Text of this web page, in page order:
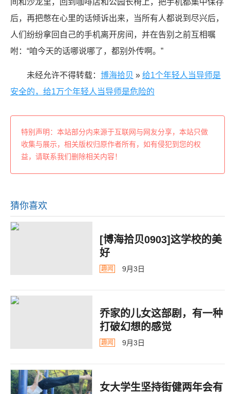
间和沙龙里，回到咖啡店和公园长椅上，把手机都集中保存
后，再把憋在心里的话倾诉出来，当所有人都说到尽兴后，
人们纷纷拿回自己的手机离开房间，并在告别之前互相嘱
咐：“咱今天的话哪说哪了，都别外传啊。”
未经允许不得转载： 博海拾贝 » 给1个年轻人当导师是
安全的，给1万个年轻人当导师是危险的
特别声明：本站部分内来源于互联网与网友分享，本站只做
收集与展示，相关版权归原作者所有，如有侵犯到您的权
益，请联系我们删除相关内容！
猜你喜欢
[博海拾贝0903]这学校的美
好
趣闻 9月3日
乔家的儿女这部剧，有一种
打破幻想的感觉
趣闻 9月3日
女大学生坚持街健两年会有